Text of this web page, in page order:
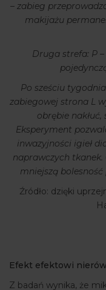
– zabieg
makijażu
Druga strefa: P
Po sześciu
zabiegowej strona L
obrębie
Eksperyment
inwazyjności igieł
naprawczych
mniejszą bolesność
Źródło: dzięki
Efekt efektowi
Z badań wynika, że